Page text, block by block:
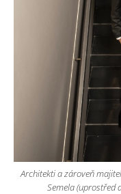
Architekti a zároveň
Semela (uprostřed